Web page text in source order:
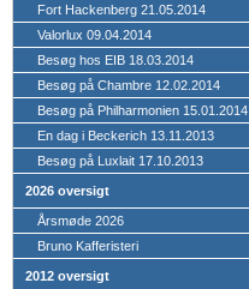
Fort Hackenberg 21.05.2014
Valorlux 09.04.2014
Besøg hos EIB 18.03.2014
Besøg på Chambre 12.02.2014
Besøg på Philharmonien 15.01.2014
En dag i Beckerich 13.11.2013
Besøg på Luxlait 17.10.2013
2026 oversigt
Årsmøde 2026
Bruno Kafferisteri
2012 oversigt